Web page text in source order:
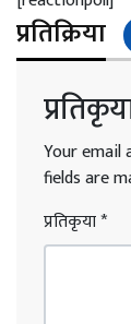
प्रतिक्रिया
Your email
fields are
प्रतिकृया*